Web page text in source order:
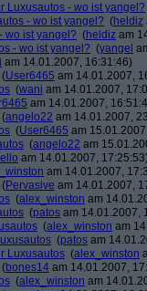
Luxusautos - wo ist yangel?
- wo ist yangel? (heldiz
wo ist yangel? (heldiz am
- wo ist yangel? (yangel
am 14.01.2007, 16:31:46)
(User6465 am 14.01.2007,
(wani am 14.01.2007,
am 14.01.2007,
(angelo22 am 14.01.2007,
(User6465 am
(angelo22 am
am 14.01.2007,
am 14.01.2007,
(Pervasive am 14.01.2007,
(alex_winston am
(patos am 14.01.2007,
(alex_winston am
(patos am
Luxusautos (alex_winston
(bones14 am 14.01.2007,
(alex_winston am